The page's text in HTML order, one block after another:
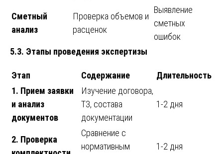
Сметный
анализ
Проверка объемов и
расценок
Выявление
сметных
ошибок
5.3. Этапы проведения экспертизы
Этап Содержание
Длительность
1. Прием заявки
и анализ
документов
Изучение договора,
ТЗ, состава
документации
1-2 дня
2. Проверка
Сравнение с
нормативным
1-2 дня